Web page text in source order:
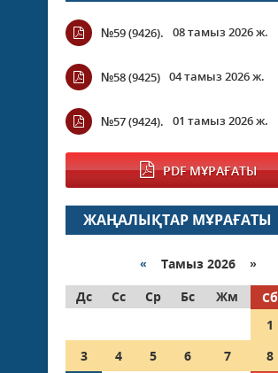
№59 (9426). 08 тамыз 2026 ж.
№58 (9425) 04 тамыз 2026 ж.
№57 (9424). 01 тамыз 2026 ж.
PDF МҰРАҒАТЫ
ЖАҢАЛЫҚТАР МҰРАҒАТЫ
« Тамыз 2026 »
Дс
Сс Ср Бс Жм Сб
1
3
4 5 6 7 8